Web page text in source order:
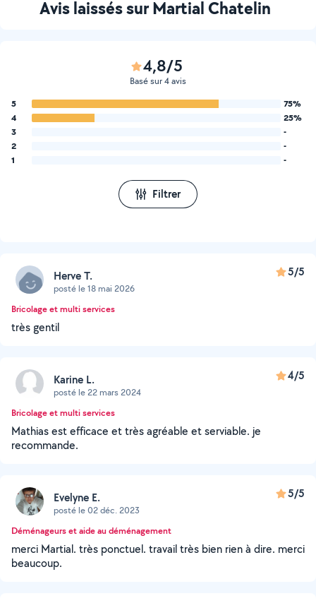
Avis laissés sur Martial Chatelin
4,8/5
Basé sur 4 avis
5
75%
4
25%
3
-
2
-
1
-
Filtrer
Herve T.
posté le 18 mai 2026
5/5
Bricolage et multi services
très gentil
Karine L.
posté le 22 mars 2024
4/5
Bricolage et multi services
Mathias est efficace et très agréable et serviable. je
recommande.
Evelyne E.
posté le 02 déc. 2023
5/5
Déménageurs et aide au déménagement
merci Martial. très ponctuel. travail très bien rien à dire. merci
beaucoup.